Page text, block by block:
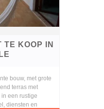
TE KOOP IN
bouw, met grote
terras met
een rustige
diensten en